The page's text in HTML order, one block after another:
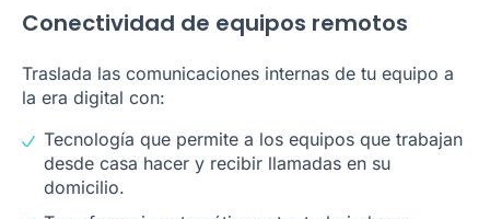
Conectividad de equipos remotos
Traslada las comunicaciones internas de tu equipo a
la era digital con:
Tecnología que permite a los equipos que trabajan
desde casa hacer y recibir llamadas en su
domicilio.